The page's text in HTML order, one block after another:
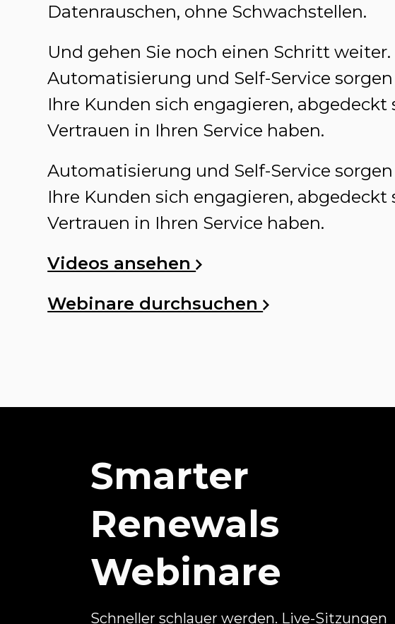
Datenrauschen, ohne Schwachstellen.
Und gehen Sie noch einen Schritt weiter.
Automatisierung und Self-Service
Ihre Kunden sich engagieren, abgedeckt
Vertrauen in Ihren Service haben.
Automatisierung und Self-Service
Ihre Kunden sich engagieren, abgedeckt
Vertrauen in Ihren Service haben.
Videos ansehen
Webinare durchsuchen
Smarter
Renewals
Webinare
Schneller schlauer werden. Live-Sitzungen